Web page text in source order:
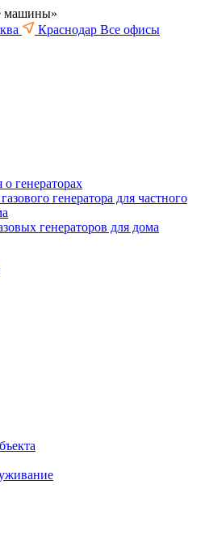
машины»
Краснодар Все офисы
генераторах
генератора для частного
генераторов для дома